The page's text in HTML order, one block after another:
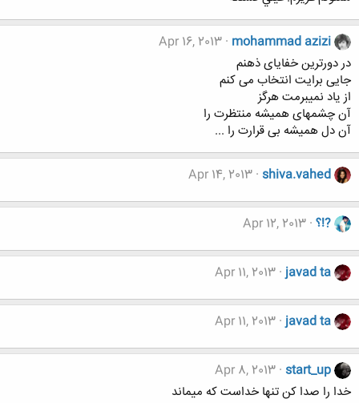
mohammad azizi
Apr 16, 2013
در دورترين خفايای ذهنم
جايی برايت انتخاب می کنم
از یاد نمیبرمت هرگز
آن چشمهای هميشه منتظرت را
آن دل هميشه بی قرارت را ...
shiva.vahed
Apr 14, 2013
?!؟ Apr 12, 2013
javad ta
Apr 11, 2013
javad ta
Apr 11, 2013
start_up
Apr 8, 2013
خدا را صدا کن تنها خداست که میماند